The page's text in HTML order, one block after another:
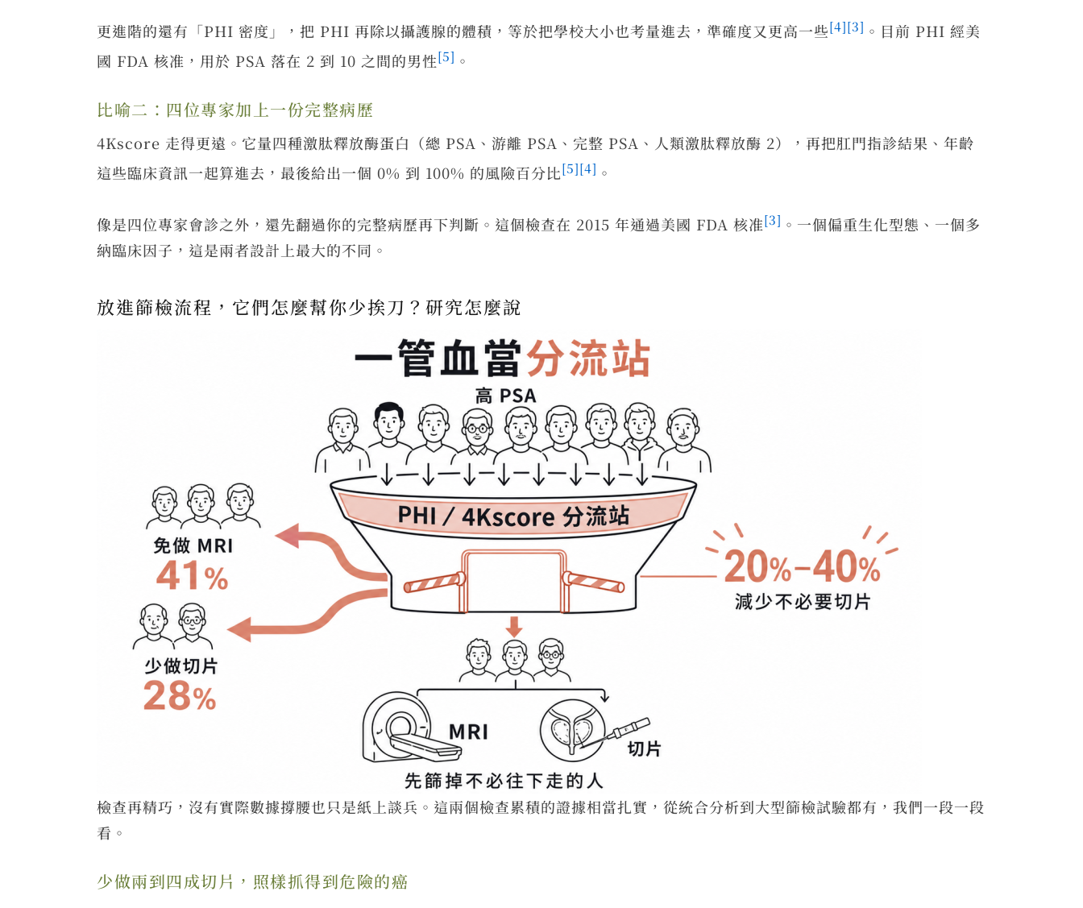
更進階的還有「PHI 密度」，把 PHI 再除以攝護腺的體積，等於把學校大小也考量進去，準確度又更高一些[4][3] 。目前 PHI 經美
國 FDA 核准，用於 PSA 落在 2 到 10 之間的男性[5] 。
比喻二：四位專家加上一份完整病歷
4Kscore 走得更遠。它量四種激肽釋放酶蛋白（總 PSA、游離 PSA、完整 PSA、人類激肽釋放酶 2），再把肛門指診結果、年齡
這些臨床資訊一起算進去，最後給出一個 0% 到 100% 的風險百分比[5][4] 。
像是四位專家會診之外，還先翻過你的完整病歷再下判斷。這個檢查在 2015 年通過美國 FDA 核准[3] 。一個偏重生化型態、一個多
納臨床因子，這是兩者設計上最大的不同。
放進篩檢流程，它們怎麼幫你少挨刀？研究怎麼說
檢查再精巧，沒有實際數據撐腰也只是紙上談兵。這兩個檢查累積的證據相當扎實，從統合分析到大型篩檢試驗都有，我們一段一段
看。
少做兩到四成切片，照樣抓得到危險的癌